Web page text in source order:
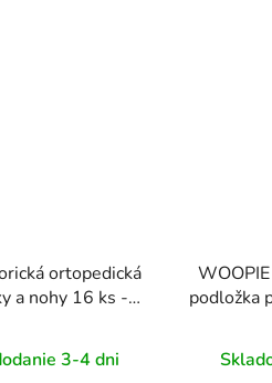
ortopedická
a nohy 16 ks -
3-4 dni
podložka